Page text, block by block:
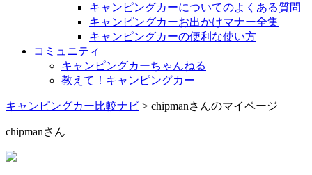
キャンピングカーについてのよくある質問
キャンピングカーお出かけマナー全集
キャンピングカーの便利な使い方
コミュニティ
キャンピングカーちゃんねる
教えて！キャンピングカー
キャンピングカー比較ナビ > chipmanさんのマイページ
chipmanさん